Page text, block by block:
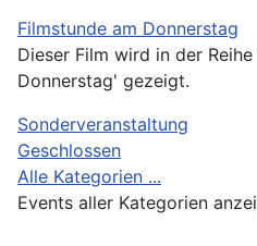
Filmstunde am Donnerstag
Dieser Film wird in der
Donnerstag' gezeigt.
Sonderveranstaltung
Geschlossen
Alle Kategorien ...
Events aller Kategorien